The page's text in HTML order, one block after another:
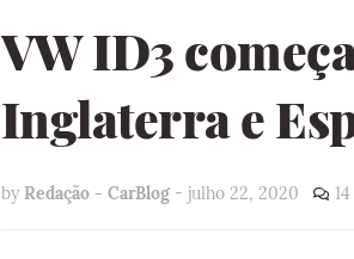
VW ID3
Inglaterra e
by Redação - CarBlog - julho 22, 2020